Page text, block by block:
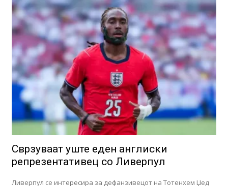
Сврзуваат уште еден англиски
репрезентативец со Ливерпул
Ливерпул се интересира за дефанзивецот на Тотенхем Џед